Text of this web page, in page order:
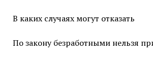
В каких случаях могут отказать
По закону безработными нельзя